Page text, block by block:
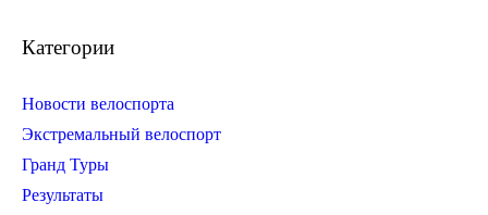
Категории
Новости велоспорта
Экстремальный велоспорт
Гранд Туры
Результаты